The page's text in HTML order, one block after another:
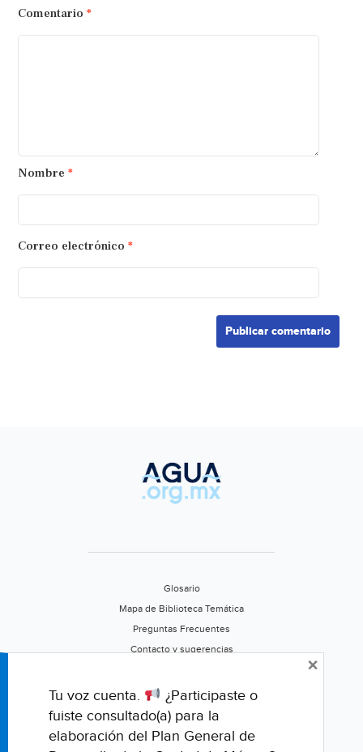
Comentario *
Nombre *
Correo electrónico *
Glosario
Mapa de Biblioteca Temática
Preguntas Frecuentes
Contacto y sugerencias
Califica este portal
Tu voz cuenta.
¿Participaste o
fuiste consultado(a) para la
elaboración del Plan General de
×